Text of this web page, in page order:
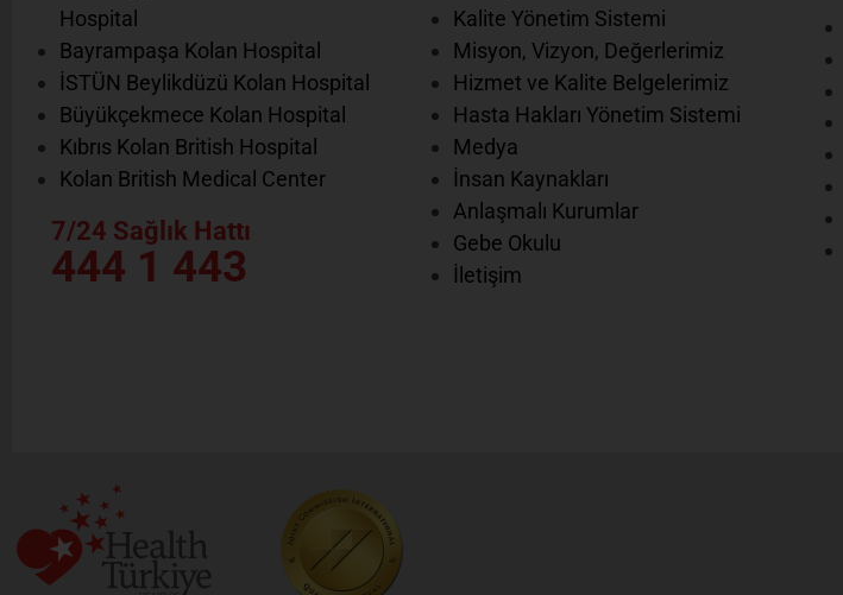
Hospital
Bayrampaşa Kolan Hospital
İSTÜN Beylikdüzü Kolan Hospital
Büyükçekmece Kolan Hospital
Kıbrıs Kolan British Hospital
Kolan British Medical Center
7/24 Sağlık Hattı
444 1 443
Kalite Yönetim Sistemi
Misyon, Vizyon, Değerlerimiz
Hizmet ve Kalite Belgelerimiz
Hasta Hakları Yönetim Sistemi
Medya
İnsan Kaynakları
Anlaşmalı Kurumlar
Gebe Okulu
İletişim